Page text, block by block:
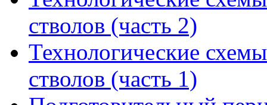
стволов (часть 2)
Технологические
стволов (часть 1)